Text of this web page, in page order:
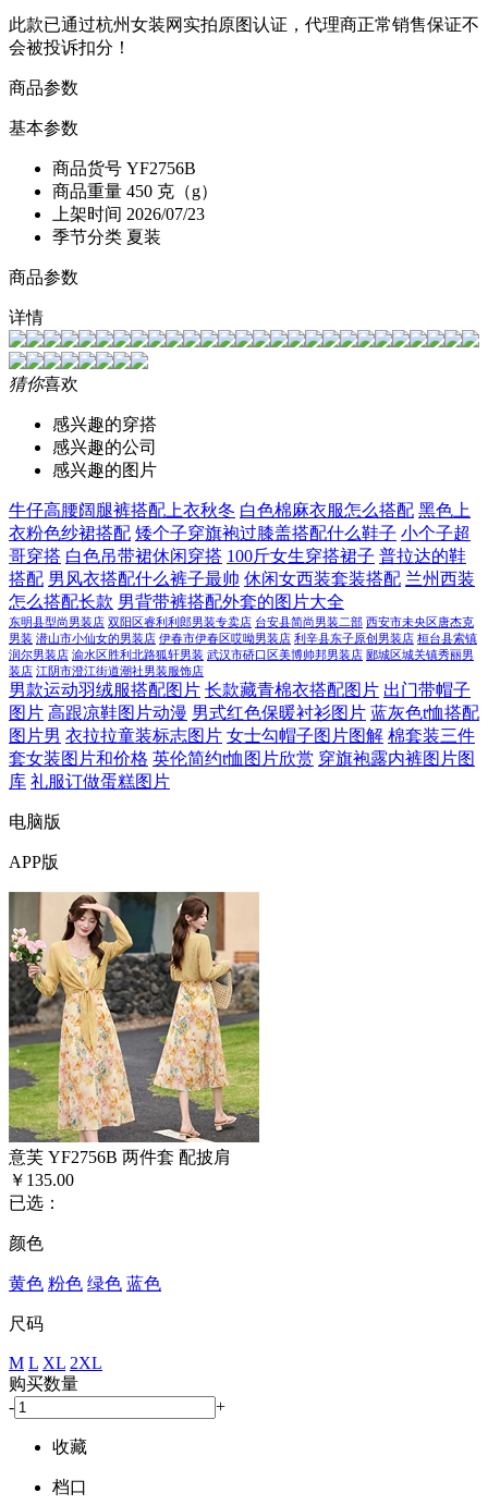
此款已通过杭州女装网实拍原图认证，代理商正常销售保证不
会被投诉扣分！
商品参数
基本参数
商品货号 YF2756B
商品重量 450 克（g）
上架时间 2026/07/23
季节分类 夏装
商品参数
详情
猜你喜欢
感兴趣的穿搭
感兴趣的公司
感兴趣的图片
牛仔高腰阔腿裤搭配上衣秋冬 白色棉麻衣服怎么搭配 黑色上
衣粉色纱裙搭配 矮个子穿旗袍过膝盖搭配什么鞋子 小个子超
哥穿搭 白色吊带裙休闲穿搭 100斤女生穿搭裙子 普拉达的鞋
搭配 男风衣搭配什么裤子最帅 休闲女西装套装搭配 兰州西装
怎么搭配长款 男背带裤搭配外套的图片大全
东明县型尚男装店 双阳区睿利利郎男装专卖店 台安县简尚男装二部 西安市未央区唐杰克
男装 潜山市小仙女的男装店 伊春市伊春区哎呦男装店 利辛县东子原创男装店 桓台县索镇
润尔男装店 渝水区胜利北路狐轩男装 武汉市硚口区美博帅邦男装店 郾城区城关镇秀丽男
装店 江阴市澄江街道潮社男装服饰店
男款运动羽绒服搭配图片 长款藏青棉衣搭配图片 出门带帽子
图片 高跟凉鞋图片动漫 男式红色保暖衬衫图片 蓝灰色t恤搭配
图片男 衣拉拉童装标志图片 女士勾帽子图片图解 棉套装三件
套女装图片和价格 英伦简约t恤图片欣赏 穿旗袍露内裤图片图
库 礼服订做蛋糕图片
电脑版
APP版
意芙 YF2756B 两件套 配披肩
￥135.00
已选：
颜色
黄色 粉色 绿色 蓝色
尺码
M L XL 2XL
购买数量
-
+
收藏
档口